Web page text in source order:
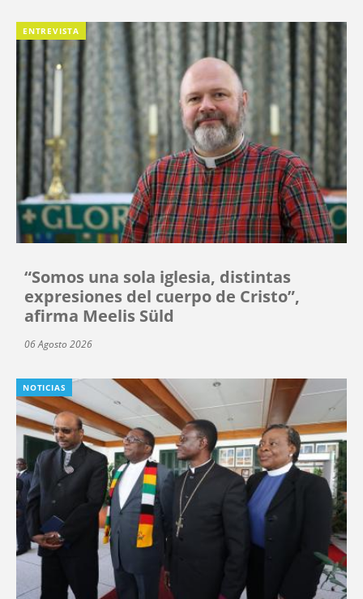
ENTREVISTA
“Somos una sola iglesia, distintas
expresiones del cuerpo de Cristo”,
afirma Meelis Süld
06 Agosto 2026
NOTICIAS